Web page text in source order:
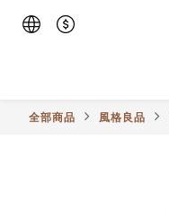
全部商品 風格良品